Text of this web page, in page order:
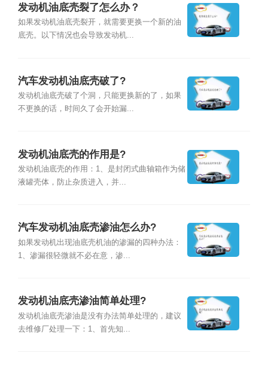
发动机油底壳裂了怎么办？
如果发动机油底壳裂开，就需要更换一个新的油
底壳。以下情况也会导致发动机...
汽车发动机油底壳破了?
发动机油底壳破了个洞，只能更换新的了，如果
不更换的话，时间久了会开始漏...
发动机油底壳的作用是?
发动机油底壳的作用：1、是封闭式曲轴箱作为储
液罐壳体，防止杂质进入，并...
汽车发动机油底壳渗油怎么办?
如果发动机出现油底壳机油的渗漏的四种办法：
1、渗漏很轻微就不必在意，渗...
发动机油底壳渗油简单处理?
发动机油底壳渗油是没有办法简单处理的，建议
去维修厂处理一下：1、首先知...